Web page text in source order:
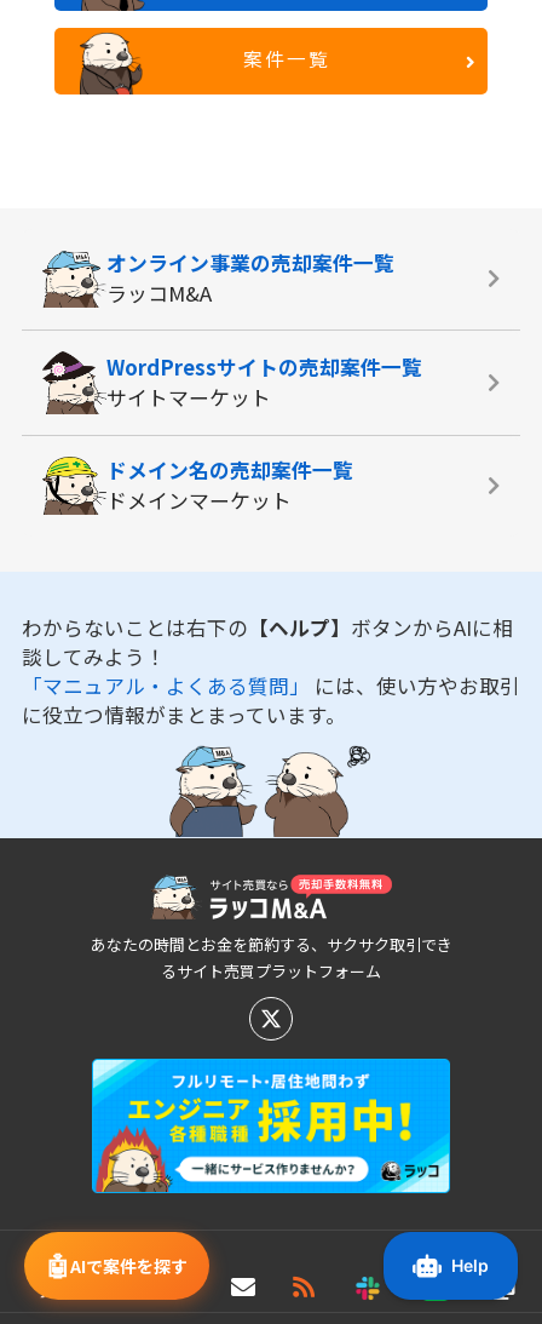
案件一覧
🤖AIで案件を探す
オンライン事業の売却案件一覧
ラッコM&A
WordPressサイトの売却案件一覧
サイトマーケット
ドメイン名の売却案件一覧
ドメインマーケット
わからないことは右下の 【ヘルプ】 ボタンからAIに相
談してみよう！
「マニュアル・よくある質問」 には、使い方やお取引
に役立つ情報がまとまっています。
あなたの時間とお金を節約する、サクサク取引でき
るサイト売買プラットフォーム
新着/値下げ案件情報